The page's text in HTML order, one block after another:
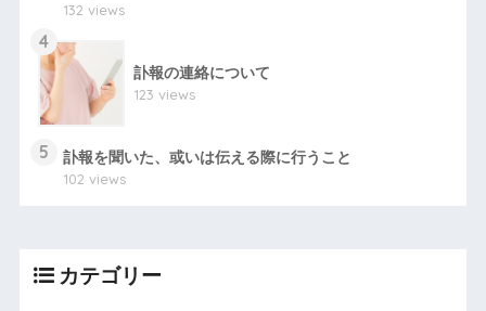
132 views
4
訃報の連絡について
123 views
5
訃報を聞いた、或いは伝える際に行うこと
102 views
カテゴリー